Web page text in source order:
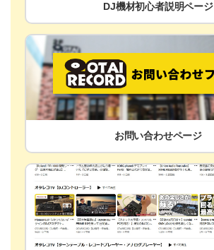
DJ機材初心者説明ページ
お問い合わせページ